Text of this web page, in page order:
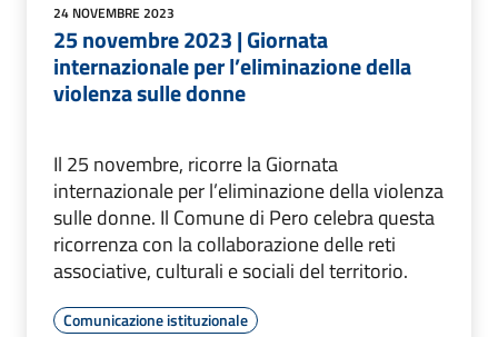
24 NOVEMBRE 2023
25 novembre 2023 | Giornata
internazionale per l’eliminazione della
violenza sulle donne
Il 25 novembre, ricorre la Giornata
internazionale per l’eliminazione della violenza
sulle donne. Il Comune di Pero celebra questa
ricorrenza con la collaborazione delle reti
associative, culturali e sociali del territorio.
Comunicazione istituzionale